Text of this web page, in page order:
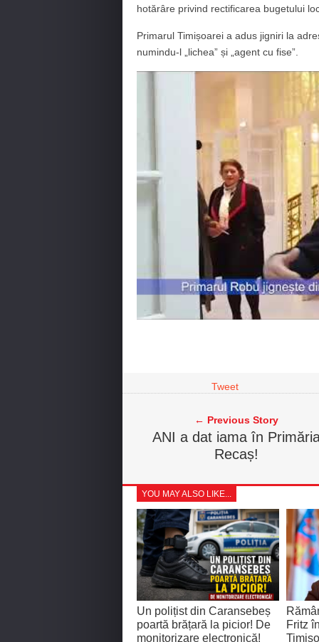
hotărâre privind rectificarea bugetului
Primarul Timișoarei a adus jigniri la
numindu-l „lichea” și „agent cu fise”.
Tweet
← Previous Story
ANI a dat iama în
Recaș!
YOU MAY ALSO LIKE...
Un polițist din Caransebeș
poartă brățară la picior! De
monitorizare electronică!
Fritz